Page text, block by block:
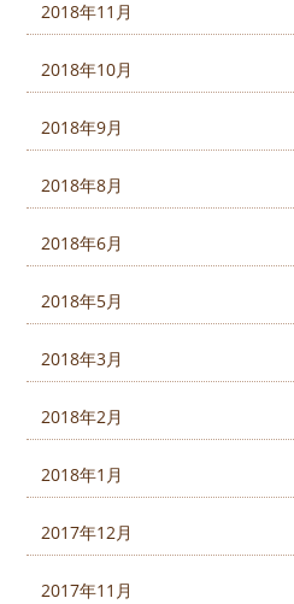
2018年11月
2018年10月
2018年9月
2018年8月
2018年6月
2018年5月
2018年3月
2018年2月
2018年1月
2017年12月
2017年11月